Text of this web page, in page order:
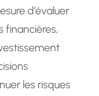
d’évaluer
financières,
les risques